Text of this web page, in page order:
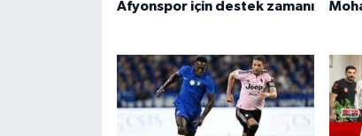
Afyonspor için destek zamanı